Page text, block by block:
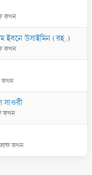
কথন
ইবনে উসাইমিন (রহ.)
কথন
কথন
সাওরী
কথন
কথন